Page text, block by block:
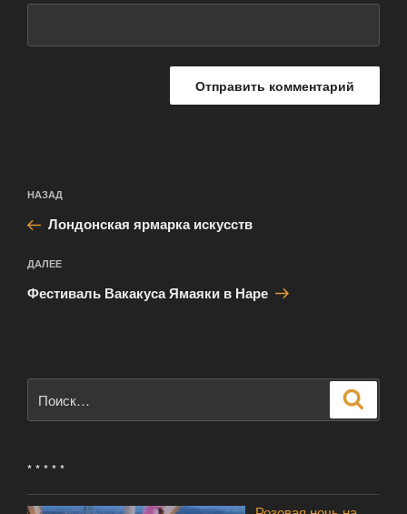
по
записям
Предыдущая
запись:
НАЗАД
Лондонская ярмарка искусств
Следующая
запись
ДАЛЕЕ
Фестиваль Вакакуса Ямаяки в Наре
* * * * *